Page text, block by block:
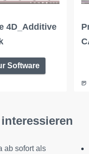
4D_Additive
Software
ab sofort als